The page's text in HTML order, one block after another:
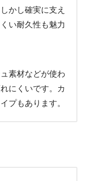
かし確実に支え
い耐久性も魅力
素材などが使わ
にくいです。カ
プもあります。